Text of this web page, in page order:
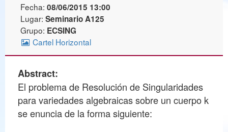
Fecha: 08/06/2015 13:00
Lugar: Seminario A125
Grupo: ECSING
Cartel Horizontal
Abstract:
El problema de Resolución de Singularidades
para variedades algebraicas sobre un cuerpo k
se enuncia de la forma siguiente: